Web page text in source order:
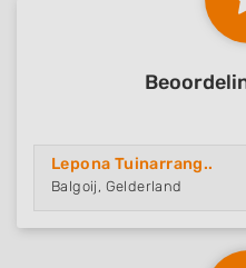
Lepona Tuinarrang..
Balgoij, Gelderland